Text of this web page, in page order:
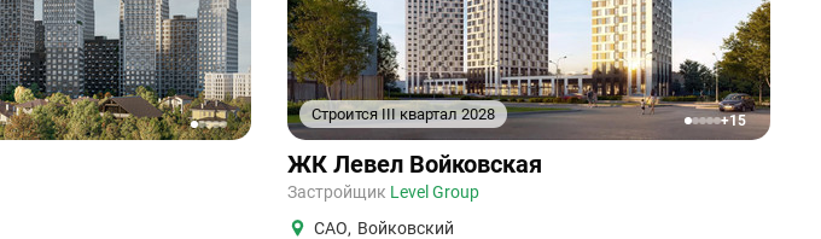
12345
Строится III квартал 2028
12345+15
ЖК Левел Войковская
Застройщик Level Group
САО, Войковский